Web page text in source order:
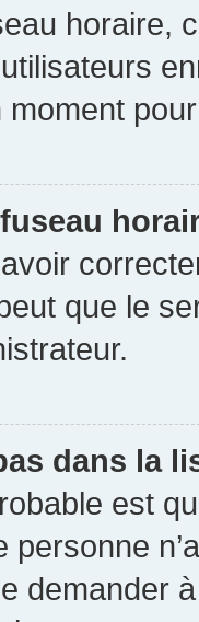
horaire,
moment
que le
dans la
est
personne
demander